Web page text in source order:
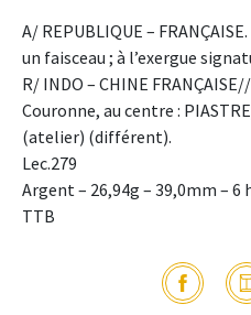
A/ REPUBLIQUE –
un faisceau ; à l’exergue
R/ INDO – CHINE
Couronne, au centre :
(atelier) (différent).
Lec.279
Argent – 26,94g – 39,0mm – 6
TTB